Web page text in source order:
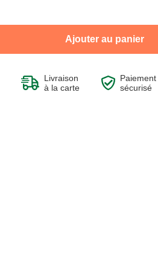
Voir le produit
Voir le produit
Voir le produit
Voir le produit
Ajouter au panier
Livraison
à la carte
Paiement
sécurisé